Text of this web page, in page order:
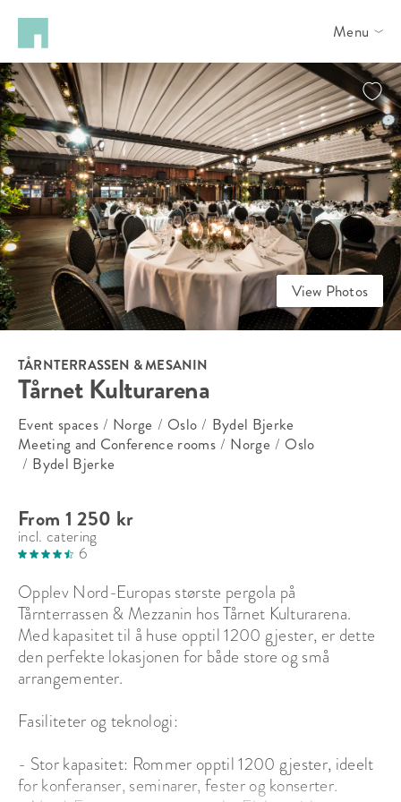
Menu
View Photos
TÅRNTERRASSEN & MESANIN
Tårnet Kulturarena
Event spaces / Norge / Oslo / Bydel Bjerke
Meeting and Conference rooms / Norge / Oslo
/ Bydel Bjerke
From 1 250 kr
incl. catering
6
Opplev Nord-Europas største pergola på
Tårnterrassen & Mezzanin hos Tårnet Kulturarena.
Med kapasitet til å huse opptil 1200 gjester, er dette
den perfekte lokasjonen for både store og små
arrangementer.
Fasiliteter og teknologi:
- Stor kapasitet: Rommer opptil 1200 gjester, ideelt
for konferanser, seminarer, fester og konserter.